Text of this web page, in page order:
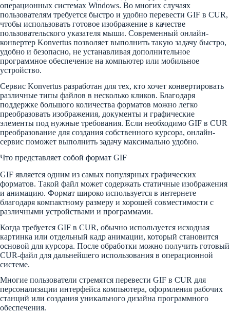
операционных системах Windows. Во многих случаях
пользователям требуется быстро и удобно перевести GIF в CUR,
чтобы использовать готовое изображение в качестве
пользовательского указателя мыши. Современный онлайн-
конвертер Konvertus позволяет выполнить такую задачу быстро,
удобно и безопасно, не устанавливая дополнительное
программное обеспечение на компьютер или мобильное
устройство.
Сервис Konvertus разработан для тех, кто хочет конвертировать
различные типы файлов в несколько кликов. Благодаря
поддержке большого количества форматов можно легко
преобразовать изображения, документы и графические
элементы под нужные требования. Если необходимо GIF в CUR
преобразование для создания собственного курсора, онлайн-
сервис поможет выполнить задачу максимально удобно.
Что представляет собой формат GIF
GIF является одним из самых популярных графических
форматов. Такой файл может содержать статичные изображения
и анимацию. Формат широко используется в интернете
благодаря компактному размеру и хорошей совместимости с
различными устройствами и программами.
Когда требуется GIF в CUR, обычно используется исходная
картинка или отдельный кадр анимации, который становится
основой для курсора. После обработки можно получить готовый
CUR-файл для дальнейшего использования в операционной
системе.
Многие пользователи стремятся перевести GIF в CUR для
персонализации интерфейса компьютера, оформления рабочих
станций или создания уникального дизайна программного
обеспечения.